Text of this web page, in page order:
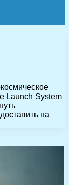
Launch System
на